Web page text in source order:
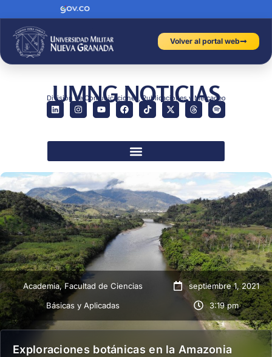
Volver al portal web
UMNG NOTICIAS
División de Comunicaciones, Publicaciones y Mercadeo
Academia,Facultad de Ciencias
Básicas y Aplicadas
septiembre 1, 2021
3:19 pm
Exploraciones botánicas en la Amazonia